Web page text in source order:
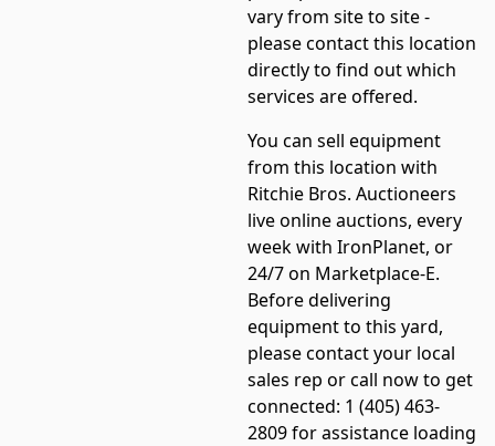
vary from site to site -
please contact this location
directly to find out which
services are offered.
You can sell equipment
from this location with
Ritchie Bros. Auctioneers
live online auctions, every
week with IronPlanet, or
24/7 on Marketplace-E.
Before delivering
equipment to this yard,
please contact your local
sales rep or call now to get
connected: 1 (405) 463-
2809 for assistance loading